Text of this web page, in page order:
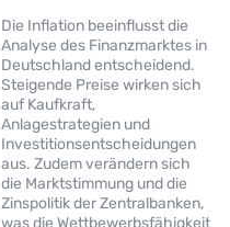
Die Inflation beeinflusst die
Analyse des Finanzmarktes in
Deutschland entscheidend.
Steigende Preise wirken sich
auf Kaufkraft,
Anlagestrategien und
Investitionsentscheidungen
aus. Zudem verändern sich
die Marktstimmung und die
Zinspolitik der Zentralbanken,